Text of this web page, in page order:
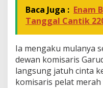
Baca Juga : Enam
Tanggal Cantik
Ia mengaku mulanya
dewan komisaris
langsung jatuh cinta
komisaris pelat